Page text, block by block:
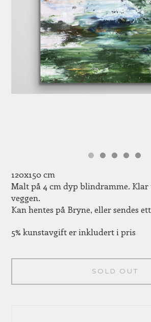
120x150 cm
Malt på 4 cm dyp blindramme. Klar
veggen.
Kan hentes på Bryne, eller sendes
5% kunstavgift er inkludert i pris
SOLD OUT